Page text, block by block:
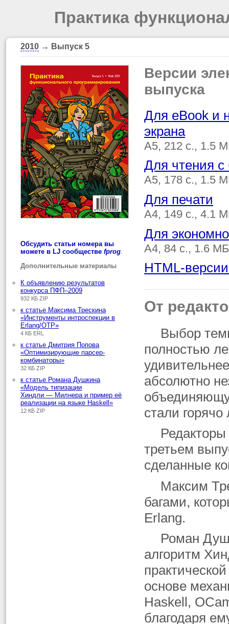
Практика
2010 → Выпуск 5
Обсудить статьи номера вы
можете в LJ сообществе fprog
Дополнительные материалы
К объявлению результатов
конкурса ПФП–2009
932 КБ ZIP
к статье Максима Трескина
«Инструменты интроспекции в
Erlang/OTP»
4 КБ ERL
к статье Дмитрия Попова
«Оптимизирующие парсер-
комбинаторы»
32 КБ ZIP
к статье Романа Душкина
«Модель типизации
Хиндли — Милнера и пример её
реализации на языке Haskell»
12 КБ ZIP
Версии
выпуска
Для eBook и
экрана
A5, 212 с., 1.5
Для чтения с
A5, 178 с., 1.5
Для печати
A4, 149 с., 4.1
Для
A4, 84 с., 1.6
HTML-
От
Выбор
полностью
абсолютно
стали
Редакторы
третьем
сделанные
Максим
багами,
Erlang.
Роман
алгоритм
основе
Haskell,
благодаря